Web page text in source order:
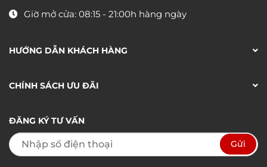
Giờ mở cửa: 08:15 - 21:00h hàng ngày
HƯỚNG DẪN KHÁCH HÀNG
CHÍNH SÁCH ƯU ĐÃI
ĐĂNG KÝ TƯ VẤN